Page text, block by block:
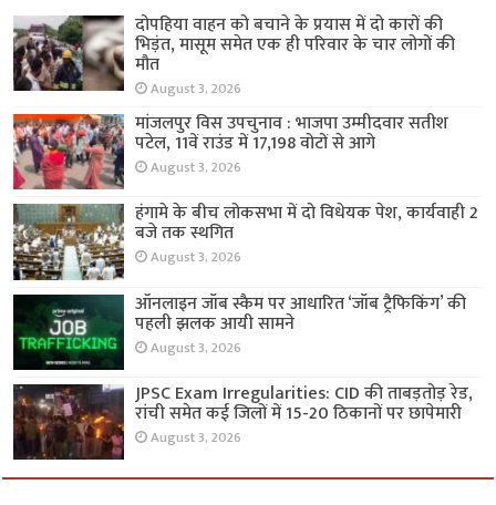
दोपहिया वाहन को बचाने के प्रयास में दो कारों की
भिड़ंत, मासूम समेत एक ही परिवार के चार लोगों की
मौत
August 3, 2026
मांजलपुर विस उपचुनाव : भाजपा उम्मीदवार सतीश
पटेल, 11वें राउंड में 17,198 वोटों से आगे
August 3, 2026
हंगामे के बीच लोकसभा में दो विधेयक पेश, कार्यवाही 2
बजे तक स्थगित
August 3, 2026
ऑनलाइन जॉब स्कैम पर आधारित ‘जॉब ट्रैफिकिंग’ की
पहली झलक आयी सामने
August 3, 2026
JPSC Exam Irregularities: CID की ताबड़तोड़ रेड,
रांची समेत कई जिलों में 15-20 ठिकानों पर छापेमारी
August 3, 2026